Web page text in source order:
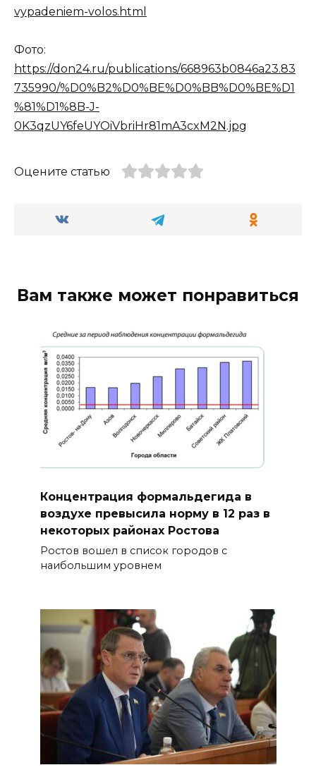
vypadeniem-volos.html
Фото:
https://don24.ru/publications/668963b0846a23.83
735990/%D0%B2%D0%BE%D0%BB%D0%BE%D1
%81%D1%8B-J-
0K3qzUY6feUYOiVbriHr81mA3cxM2N.jpg
Оцените статью
Вам также может понравиться
Концентрация формальдегида в
воздухе превысила норму в 12 раз в
некоторых районах Ростова
Ростов вошел в список городов с
наибольшим уровнем